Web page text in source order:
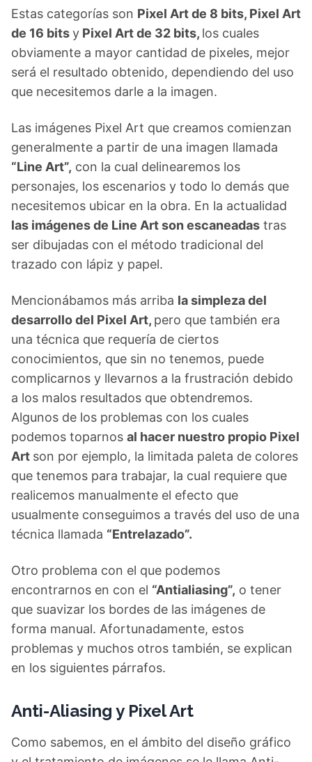
Estas categorías son Pixel Art de 8 bits, Pixel Art
de 16 bitsy Pixel Art de 32 bits, los cuales
obviamente a mayor cantidad de pixeles, mejor
será el resultado obtenido, dependiendo del uso
que necesitemos darle a la imagen.
Las imágenes Pixel Art que creamos comienzan
generalmente a partir de una imagen llamada
“Line Art”, con la cual delinearemos los
personajes, los escenarios y todo lo demás que
necesitemos ubicar en la obra. En la actualidad
las imágenes de Line Art son escaneadas tras
ser dibujadas con el método tradicional del
trazado con lápiz y papel.
Mencionábamos más arriba la simpleza del
desarrollo del Pixel Art, pero que también era
una técnica que requería de ciertos
conocimientos, que sin no tenemos, puede
complicarnos y llevarnos a la frustración debido
a los malos resultados que obtendremos.
Algunos de los problemas con los cuales
podemos toparnos al hacer nuestro propio Pixel
Art son por ejemplo, la limitada paleta de colores
que tenemos para trabajar, la cual requiere que
realicemos manualmente el efecto que
usualmente conseguimos a través del uso de una
técnica llamada “Entrelazado”.
Otro problema con el que podemos
encontrarnos en con el “Antialiasing”, o tener
que suavizar los bordes de las imágenes de
forma manual. Afortunadamente, estos
problemas y muchos otros también, se explican
en los siguientes párrafos.
Anti-Aliasing y Pixel Art
Como sabemos, en el ámbito del diseño gráfico